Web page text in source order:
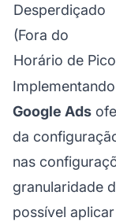
Desperdiçado
(Fora do
Horário de
Google Ads
da
nas
granularidade
possível